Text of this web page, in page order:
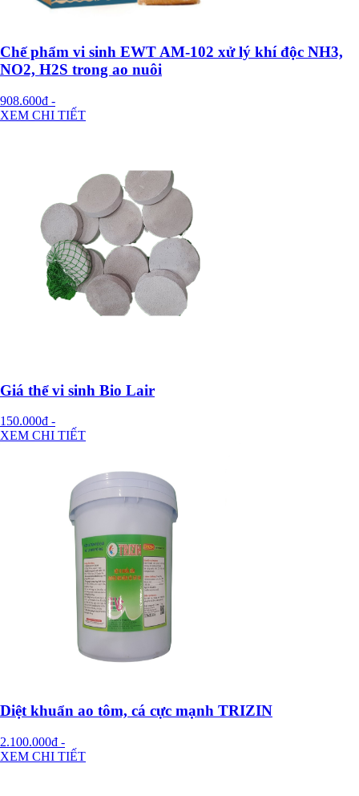
Chế phẩm vi sinh EWT AM-102 xử lý khí độc NH3,
NO2, H2S trong ao nuôi
908.600đ -
XEM CHI TIẾT
Giá thể vi sinh Bio Lair
150.000đ -
XEM CHI TIẾT
Diệt khuẩn ao tôm, cá cực mạnh TRIZIN
2.100.000đ -
XEM CHI TIẾT